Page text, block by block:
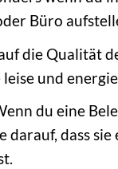
Büro
die Qualität
leise und
du eine
darauf, dass